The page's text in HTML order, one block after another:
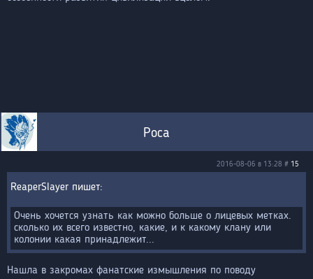
Роса
2016-08-06 в 13:28 # 15
ReaperSlayer
Очень хочется узнать как можно больше о лицевых метках.
сколько их всего известно, какие, и к какому клану или
колонии какая принадлежит...
Нашла в закромах фанатские измышления по поводу